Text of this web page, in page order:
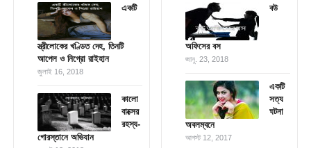
একটি
স্ত্রীলোকের খণ্ডিত দেহ, তিনটি
আপেল ও নিগ্রো রাইহান
জুলাই 16, 2018
কালো
বাক্সের
রহস্য-
গোরস্তানে অভিযান
বউ
অফিসের বস
জানু. 23, 2018
একটি
সত্য
ঘটনা
অবলম্বনে
আগস্ট 12, 2017